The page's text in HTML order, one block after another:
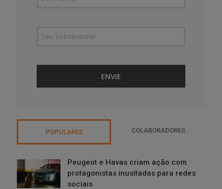
POPULARES COLABORADORES
Peugeot e Havas criam ação com
protagonistas inusitadas para redes
sociais